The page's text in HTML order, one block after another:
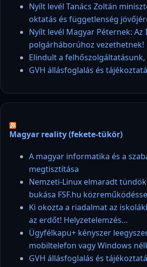
Nyílt levél Tanács Zoltán
oktatás és függetlenség
Nyílt levél Magyar Péternek: Az
polgárháborúhoz vezethetnek!
Elindult a felhőszolgáltatásunk,
GVH állásfoglalás és
Magyar reality (fekete-tükör)
A magyar informatika és a
megtisztítása
Nemzeti-Linux elmaradt
bukása FSF.hu
Ki okozta a riadalmat az
az erdőt! Helyzetelemzés…
Ügyfélkapu+ kényszer
mobiltelefon vagy Windows
GVH állásfoglalás és